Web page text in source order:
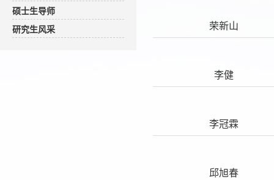
硕士生导师
研究生风采
荣新山
李健
李冠霖
邱旭春